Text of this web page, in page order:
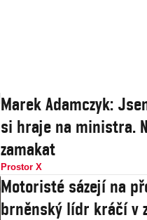
Marek Adamczyk:
si hraje na ministra.
zamakat
Prostor X
Motoristé sázejí na
brněnský lídr kráčí v